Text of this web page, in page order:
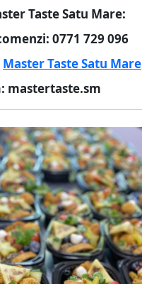
Taste Satu Mare:
0771 729 096
Master Taste Satu Mare
mastertaste.sm